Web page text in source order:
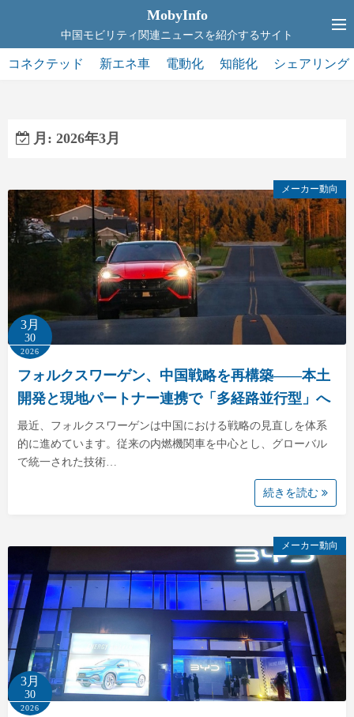
テ
ン
プ
MobyInfo
中国モビリティ関連ニュースを紹介するサイト
コネクテッド 新エネ車 電動化 知能化 シェアリング
月: 2026年3月
メーカー動向
3月
30
2026
フォルクスワーゲン、中国戦略を再構築――本土
開発と現地パートナー連携で「多経路並行型」へ
最近、フォルクスワーゲンは中国における戦略の見直しを体系
的に進めています。従来の内燃機関車を中心とし、グローバル
で統一された技術…
続きを読む
メーカー動向
3月
30
2026